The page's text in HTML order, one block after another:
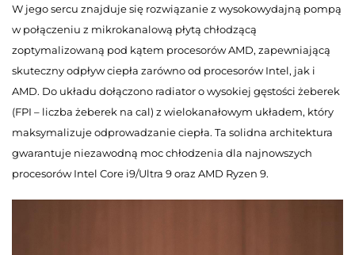
W jego sercu znajduje się rozwiązanie z wysokowydajną pompą
w połączeniu z mikrokanalową płytą chłodzącą
zoptymalizowaną pod kątem procesorów AMD, zapewniającą
skuteczny odpływ ciepła zarówno od procesorów Intel, jak i
AMD. Do układu dołączono radiator o wysokiej gęstości żeberek
(FPI – liczba żeberek na cal) z wielokanałowym układem, który
maksymalizuje odprowadzanie ciepła. Ta solidna architektura
gwarantuje niezawodną moc chłodzenia dla najnowszych
procesorów Intel Core i9/Ultra 9 oraz AMD Ryzen 9.